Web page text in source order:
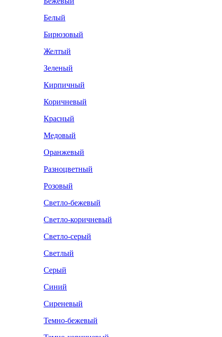
Белый
Бирюзовый
Желтый
Зеленый
Кирпичный
Коричневый
Красный
Медовый
Оранжевый
Разноцветный
Розовый
Светло-бежевый
Светло-коричневый
Светло-серый
Светлый
Серый
Синий
Сиреневый
Темно-бежевый